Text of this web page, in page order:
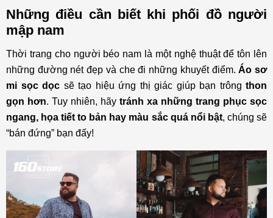
Những điều cần biết khi phối đồ người
mập nam
Thời trang cho người béo nam là một nghệ thuật để tôn lên
những đường nét đẹp và che đi những khuyết điểm.Áo sơ
mi sọc dọc sẽ tạo hiệu ứng thị giác giúp bạn trông thon
gọn hơn. Tuy nhiên, hãy tránh xa những trang phục sọc
ngang, họa tiết to bản hay màu sắc quá nổi bật, chúng sẽ
“bán đứng” bạn đấy!